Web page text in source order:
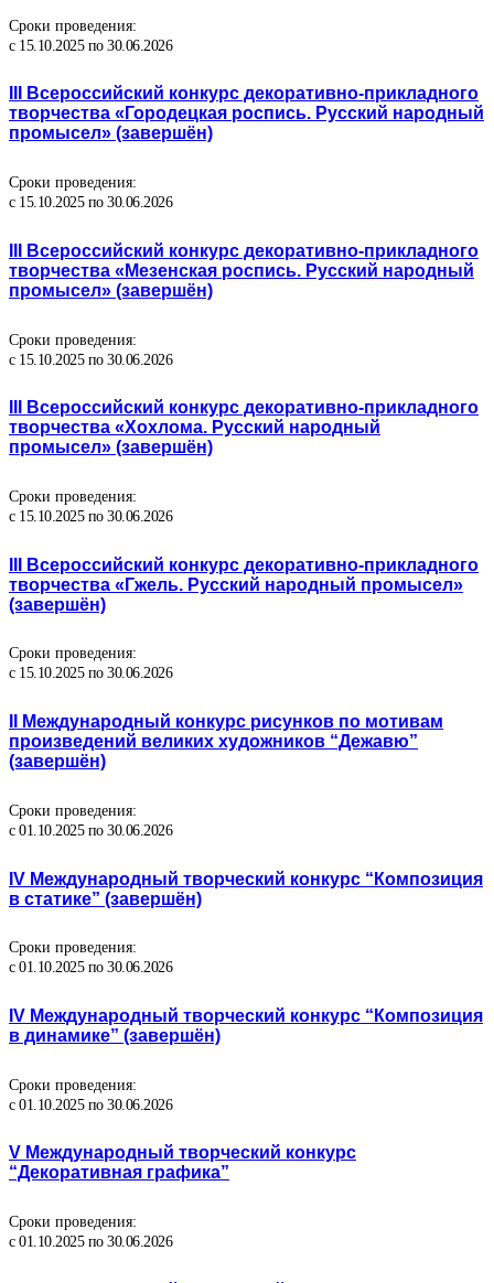
Сроки проведения:
с 15.10.2025 по 30.06.2026
III Всероссийский конкурс декоративно-прикладного
творчества «Городецкая роспись. Русский народный
промысел» (завершён)
Сроки проведения:
с 15.10.2025 по 30.06.2026
III Всероссийский конкурс декоративно-прикладного
творчества «Мезенская роспись. Русский народный
промысел» (завершён)
Сроки проведения:
с 15.10.2025 по 30.06.2026
III Всероссийский конкурс декоративно-прикладного
творчества «Хохлома. Русский народный
промысел» (завершён)
Сроки проведения:
с 15.10.2025 по 30.06.2026
III Всероссийский конкурс декоративно-прикладного
творчества «Гжель. Русский народный промысел»
(завершён)
Сроки проведения:
с 15.10.2025 по 30.06.2026
II Международный конкурс рисунков по мотивам
произведений великих художников “Дежавю”
(завершён)
Сроки проведения:
с 01.10.2025 по 30.06.2026
IV Международный творческий конкурс “Композиция
в статике” (завершён)
Сроки проведения:
с 01.10.2025 по 30.06.2026
IV Международный творческий конкурс “Композиция
в динамике” (завершён)
Сроки проведения:
с 01.10.2025 по 30.06.2026
V Международный творческий конкурс
“Декоративная графика”
Сроки проведения:
с 01.10.2025 по 30.06.2026